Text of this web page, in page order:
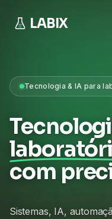
LABIX
Tecnologia & IA para
com
Sistemas, IA,